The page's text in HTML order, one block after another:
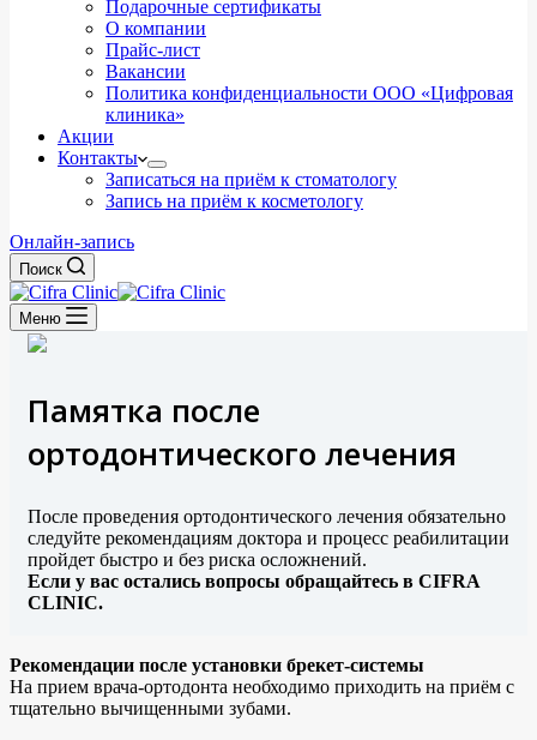
Подарочные сертификаты
О компании
Прайс-лист
Вакансии
Политика конфиденциальности ООО «Цифровая
клиника»
Акции
Контакты
Записаться на приём к стоматологу
Запись на приём к косметологу
Онлайн-запись
Поиск
Меню
Памятка после
ортодонтического лечения
После проведения ортодонтического лечения обязательно
следуйте рекомендациям доктора и процесс реабилитации
пройдет быстро и без риска осложнений.
Если у вас остались вопросы обращайтесь в CIFRA
CLINIC.
Рекомендации после установки брекет-системы
На прием врача-ортодонта необходимо приходить на приём с
тщательно вычищенными зубами.